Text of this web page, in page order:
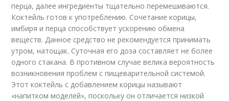
перца, далее ингредиенты тщательно перемешиваются.
Коктейль готов к употреблению. Сочетание корицы,
имбиря и перца способствует ускорению обмена
веществ. Данное средство не рекомендуется принимать
утром, натощак. Суточная его доза составляет не более
одного стакана. В противном случае велика вероятность
возникновения проблем с пищеварительной системой.
Этот коктейль с добавлением корицы называют
«напитком моделей», поскольку он отличается низкой